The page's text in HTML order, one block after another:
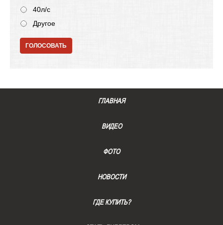
40л/с
Другое
ГОЛОСОВАТЬ
ГЛАВНАЯ
ВИДЕО
ФОТО
НОВОСТИ
ГДЕ КУПИТЬ?